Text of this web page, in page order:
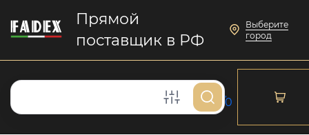
Прямой
поставщик в РФ
Выберите
город
0